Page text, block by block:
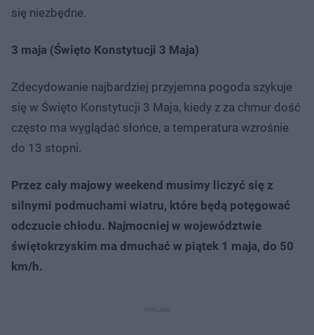
się niezbędne.
3 maja (Święto Konstytucji 3 Maja)
Zdecydowanie najbardziej przyjemna pogoda szykuje
się w Święto Konstytucji 3 Maja, kiedy z za chmur dość
często ma wyglądać słońce, a temperatura wzrośnie
do 13 stopni.
Przez cały majowy weekend musimy liczyć się z
silnymi podmuchami wiatru, które będą potęgować
odczucie chłodu. Najmocniej w województwie
świętokrzyskim ma dmuchać w piątek 1 maja, do 50
km/h.